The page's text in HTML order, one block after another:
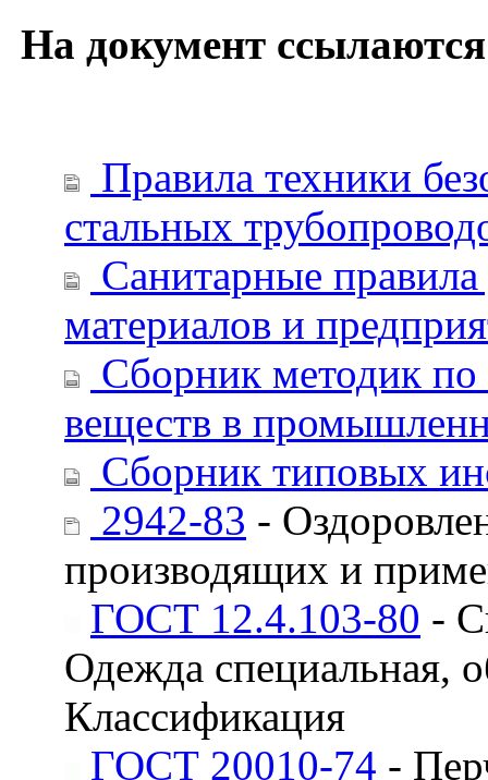
На документ
Правила техники
стальных
Санитарные
материалов и
Сборник методик
веществ в
Сборник типовых
2942-83 -
производящих и
ГОСТ 12.4.103-80 -
Одежда специальная,
Классификация
ГОСТ 20010-74 -